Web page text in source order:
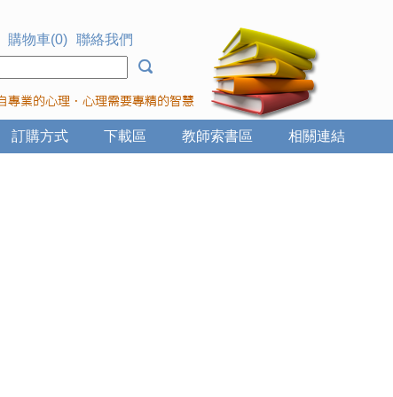
購物車(0) 聯絡我們
相關連結
教師索書區
下載區
訂購方式